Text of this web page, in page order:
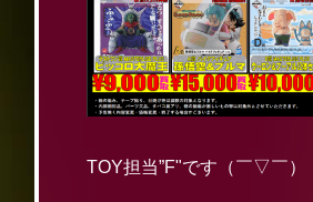
TOY担当”F"です（￣▽￣）